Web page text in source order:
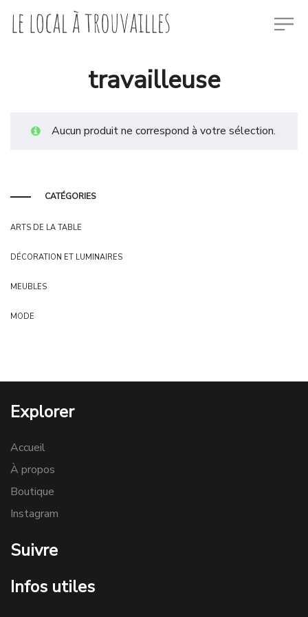
travailleuse
Aucun produit ne correspond à votre sélection.
CATÉGORIES
ARTS DE LA TABLE
DÉCORATION ET LUMINAIRES
MEUBLES
MODE
Explorer
Accueil
À propos
Boutique
Instagram
Suivre
Infos utiles